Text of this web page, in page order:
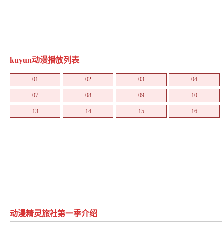
kuyun动漫播放列表
01 02 03 04
07 08 09 10
13 14 15 16
动漫精灵旅社第一季介绍